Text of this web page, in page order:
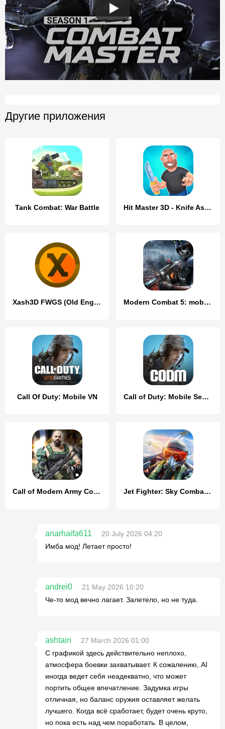
Другие приложения
Tank Combat: War Battle Hit Master 3D - Knife Assassin
Xash3D FWGS (Old Engine) Modern Combat 5: mobile FPS
Call Of Duty: Mobile VN Call of Duty: Mobile Season 4
Call of Modern Army Combat Jet Fighter: Sky Combat 3D
anarhaifa611
20 July 2026 04:20
Имба мод! Летает просто!
andrei0
21 May 2026 10:20
Че-то мод вечно лагает. Залетело, но не туда.
ashtain
27 March 2026 01:00
С графикой здесь действительно неплохо,
атмосфера боевки захватывает. К сожалению, AI
иногда ведет себя неадекватно, что может
портить общее впечатление. Задумка игры
отличная, но баланс оружия оставляет желать
лучшего. Когда всё сработает, будет очень круто,
но пока есть над чем поработать. В целом,